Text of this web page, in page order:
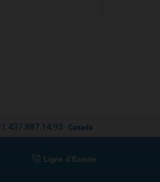
Canada